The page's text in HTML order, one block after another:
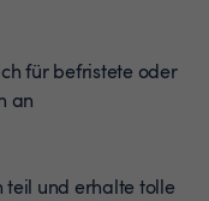
für befristete oder
an
teil und erhalte tolle